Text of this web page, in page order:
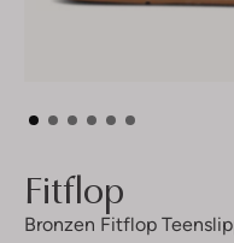
Fitflop
Bronzen Fitflop